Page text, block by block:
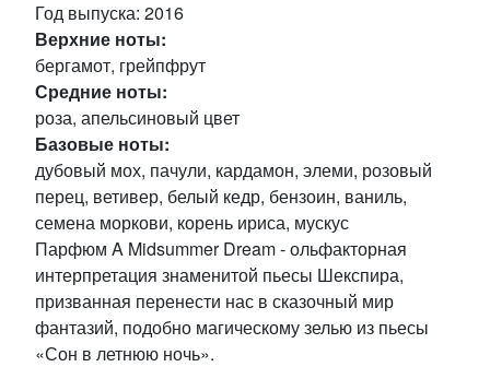
Год выпуска: 2016
Верхние ноты:
бергамот, грейпфрут
Средние ноты:
роза, апельсиновый цвет
Базовые ноты:
дубовый мох, пачули, кардамон, элеми, розовый
перец, ветивер, белый кедр, бензоин, ваниль,
семена моркови, корень ириса, мускус
Парфюм A Midsummer Dream - ольфакторная
интерпретация знаменитой пьесы Шекспира,
призванная перенести нас в сказочный мир
фантазий, подобно магическому зелью из пьесы
«Сон в летнюю ночь».